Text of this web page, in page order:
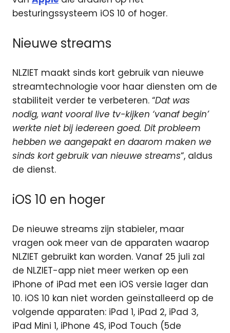
besturingssysteem iOS 10 of hoger.
Nieuwe streams
NLZIET maakt sinds kort gebruik van nieuwe
streamtechnologie voor haar diensten om de
stabiliteit verder te verbeteren. “Dat was
nodig, want vooral live tv-kijken ‘vanaf begin’
werkte niet bij iedereen goed. Dit probleem
hebben we aangepakt en daarom maken we
sinds kort gebruik van nieuwe streams“, aldus
de dienst.
iOS 10 en hoger
De nieuwe streams zijn stabieler, maar
vragen ook meer van de apparaten waarop
NLZIET gebruikt kan worden. Vanaf 25 juli zal
de NLZIET-app niet meer werken op een
iPhone of iPad met een iOS versie lager dan
10. iOS 10 kan niet worden geïnstalleerd op de
volgende apparaten: iPad 1, iPad 2, iPad 3,
iPad Mini 1, iPhone 4S, iPod Touch (5de